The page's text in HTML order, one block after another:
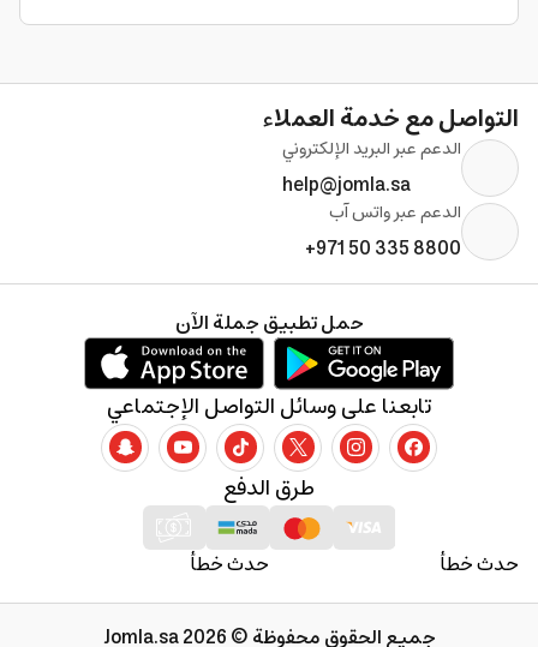
التواصل مع خدمة العملاء
الدعم عبر البريد الإلكتروني
help@jomla.sa
الدعم عبر واتس آب
+971 50 335 8800
حدث خطأ حدث خطأ
طرق الدفع
تابعنا على وسائل التواصل الإجتماعي
حمل تطبيق جملة الآن
جميع الحقوق محفوظة © 2026 Jomla.sa